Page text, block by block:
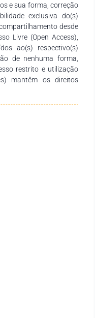
e sua forma, correção
exclusiva do(s)
desde
Livre (Open Access),
ao(s) respectivo(s)
de nenhuma forma,
restrito e utilização
mantêm os direitos